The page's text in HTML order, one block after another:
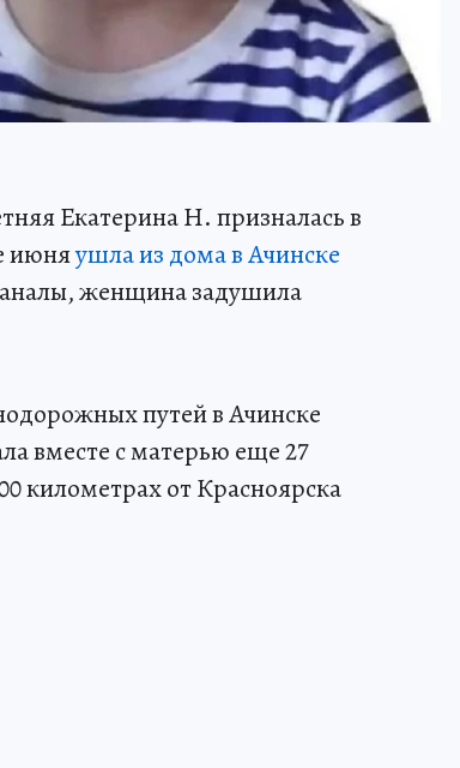
Екатерина Н. призналась в
июняушла из дома в Ачинске
женщина задушила
путей в Ачинске
вместе с матерью еще 27
километрах от Красноярска